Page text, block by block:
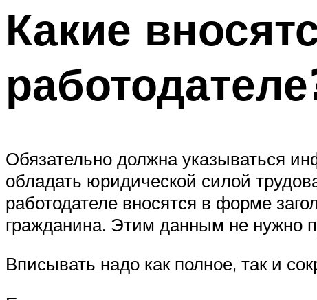
Какие
Обязательно должна указываться
обладать юридической силой
работодателе вносятся в форме
гражданина. Этим данным не нужно
Вписывать надо как полное, так и